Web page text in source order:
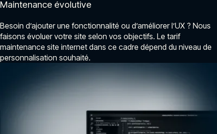
Maintenance évolutive
Besoin d’ajouter une fonctionnalité ou d’améliorer l’UX ? Nous
faisons évoluer votre site selon vos objectifs. Le tarif
maintenance site internet dans ce cadre dépend du niveau de
personnalisation souhaité.